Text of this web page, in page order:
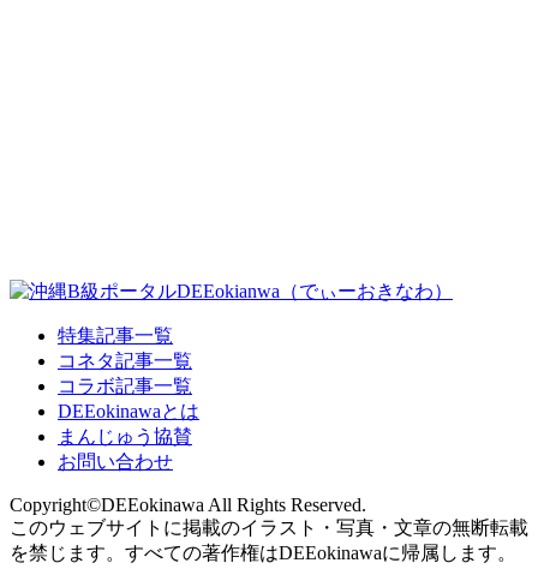
特集記事一覧
コネタ記事一覧
コラボ記事一覧
DEEokinawaとは
まんじゅう協賛
お問い合わせ
Copyright©DEEokinawa All Rights Reserved.
このウェブサイトに掲載のイラスト・写真・文章の無断転載
を禁じます。すべての著作権はDEEokinawaに帰属します。